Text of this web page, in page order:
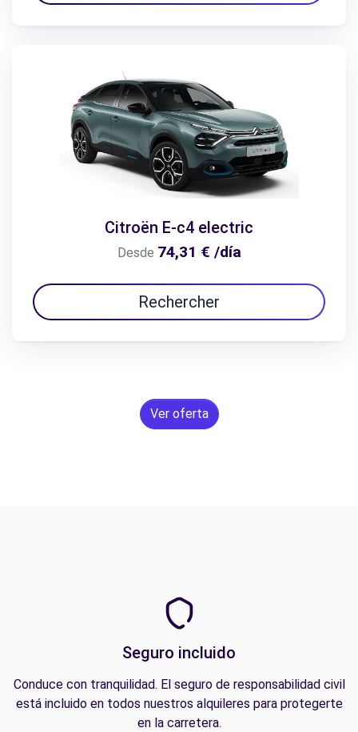
Citroën E-c4 electric
Desde 74,31 € /día
Rechercher
Ver oferta
Seguro incluido
Conduce con tranquilidad. El seguro de responsabilidad civil
está incluido en todos nuestros alquileres para protegerte
en la carretera.